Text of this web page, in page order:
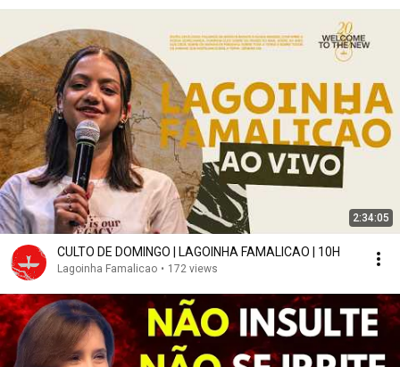
2:34:05
CULTO DE DOMINGO | LAGOINHA FAMALICAO | 10H
Lagoinha Famalicao • 172 views